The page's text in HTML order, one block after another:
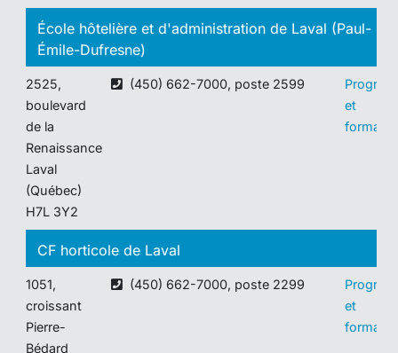
École hôtelière et d'administration de Laval (Paul-
Émile-Dufresne)
2525,
boulevard
de la
Renaissance
Laval
(Québec)
H7L 3Y2
(450) 662-7000, poste 2599
et
CF horticole de Laval
1051,
croissant
Pierre-
Bédard
(450) 662-7000, poste 2299
et